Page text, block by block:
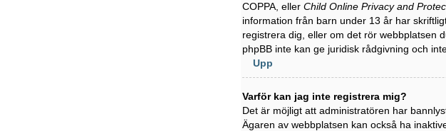
COPPA, eller Child Online Privacy and
information från barn under 13 år har
registrera dig, eller om det rör webbplatsen
phpBB inte kan ge juridisk rådgivning och
Upp
Varför kan jag inte registrera mig?
Det är möjligt att administratören har
Ägaren av webbplatsen kan också ha